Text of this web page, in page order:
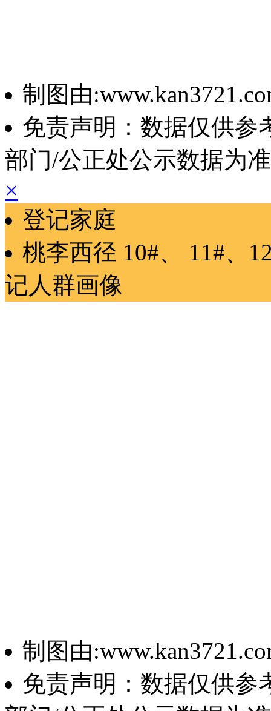
制图由
免责声明：数据仅供参
部门/公正处公示数据为
×
登记家庭
桃李西径 10#、 11#、
记 人群画像
制图由
免责声明：数据仅供参